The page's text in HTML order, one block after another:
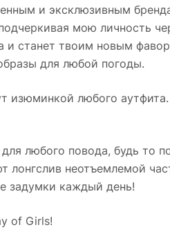
и эксклюзивным
мою личность
и станет твоим новым
для любой погоды.
изюминкой любого
любого повода, будь то
лонгслив неотъемлемой
задумки каждый день!
of Girls!